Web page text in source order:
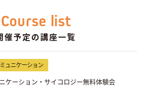
Course list
催予定の講座一覧
ュニケーション
ケーション・サイコロジー無料体験会